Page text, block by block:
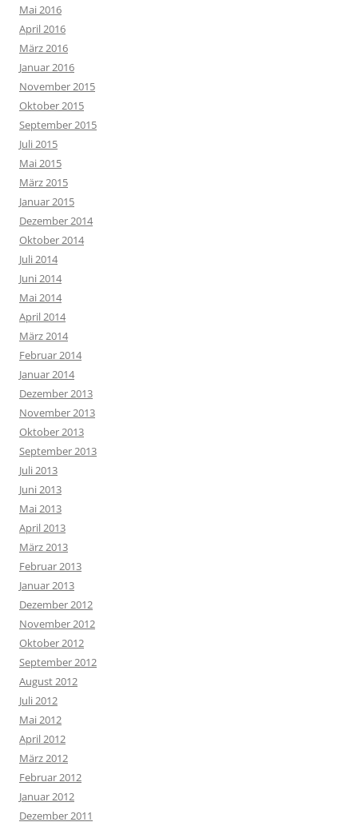
Mai 2016
April 2016
März 2016
Januar 2016
November 2015
Oktober 2015
September 2015
Juli 2015
Mai 2015
März 2015
Januar 2015
Dezember 2014
Oktober 2014
Juli 2014
Juni 2014
Mai 2014
April 2014
März 2014
Februar 2014
Januar 2014
Dezember 2013
November 2013
Oktober 2013
September 2013
Juli 2013
Juni 2013
Mai 2013
April 2013
März 2013
Februar 2013
Januar 2013
Dezember 2012
November 2012
Oktober 2012
September 2012
August 2012
Juli 2012
Mai 2012
April 2012
März 2012
Februar 2012
Januar 2012
Dezember 2011